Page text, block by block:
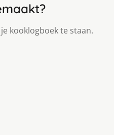
kooklogboek te staan.